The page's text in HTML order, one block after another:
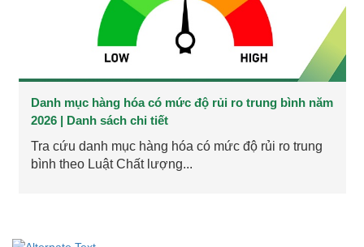
Danh mục hàng hóa có mức độ rủi ro trung bình năm
2026 | Danh sách chi tiết
Tra cứu danh mục hàng hóa có mức độ rủi ro trung
bình theo Luật Chất lượng...